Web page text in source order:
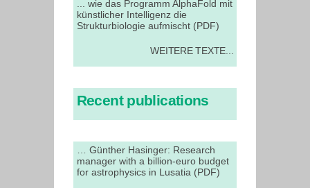
... wie das Programm AlphaFold mit
künstlicher Intelligenz die
Strukturbiologie aufmischt (PDF)
WEITERE TEXTE...
Recent publications
… Günther Hasinger: Research
manager with a billion-euro budget
for astrophysics in Lusatia (PDF)